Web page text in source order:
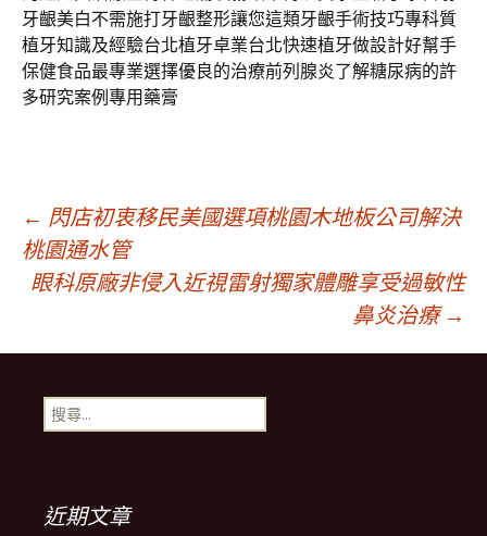
牙齦美白不需施打牙齦整形讓您這類牙齦手術技巧專科質
植牙知識及經驗台北植牙卓業台北快速植牙做設計好幫手
保健食品最專業選擇優良的治療前列腺炎了解糖尿病的許
多研究案例專用藥膏
文
章
導
覽
列
← 閃店初衷移民美國選項桃園木地板公司解決
桃園通水管
眼科原廠非侵入近視雷射獨家體雕享受過敏性
鼻炎治療 →
搜
尋
近期文章